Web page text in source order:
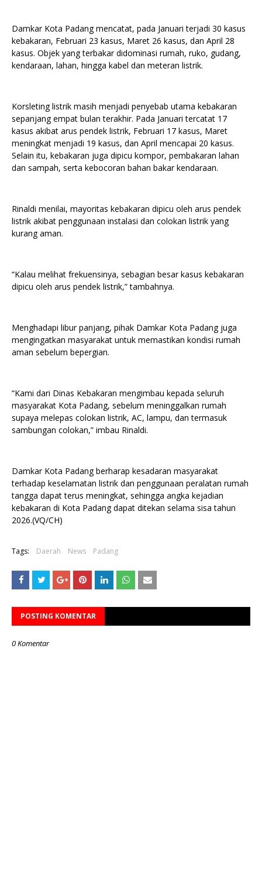
Damkar Kota Padang mencatat, pada Januari terjadi 30 kasus
kebakaran, Februari 23 kasus, Maret 26 kasus, dan April 28
kasus. Objek yang terbakar didominasi rumah, ruko, gudang,
kendaraan, lahan, hingga kabel dan meteran listrik.
Korsleting listrik masih menjadi penyebab utama kebakaran
sepanjang empat bulan terakhir. Pada Januari tercatat 17
kasus akibat arus pendek listrik, Februari 17 kasus, Maret
meningkat menjadi 19 kasus, dan April mencapai 20 kasus.
Selain itu, kebakaran juga dipicu kompor, pembakaran lahan
dan sampah, serta kebocoran bahan bakar kendaraan.
Rinaldi menilai, mayoritas kebakaran dipicu oleh arus pendek
listrik akibat penggunaan instalasi dan colokan listrik yang
kurang aman.
“Kalau melihat frekuensinya, sebagian besar kasus kebakaran
dipicu oleh arus pendek listrik,” tambahnya.
Menghadapi libur panjang, pihak Damkar Kota Padang juga
mengingatkan masyarakat untuk memastikan kondisi rumah
aman sebelum bepergian.
“Kami dari Dinas Kebakaran mengimbau kepada seluruh
masyarakat Kota Padang, sebelum meninggalkan rumah
supaya melepas colokan listrik, AC, lampu, dan termasuk
sambungan colokan,” imbau Rinaldi.
Damkar Kota Padang berharap kesadaran masyarakat
terhadap keselamatan listrik dan penggunaan peralatan rumah
tangga dapat terus meningkat, sehingga angka kejadian
kebakaran di Kota Padang dapat ditekan selama sisa tahun
2026.(VQ/CH)
Tags: Daerah News Padang
POSTING KOMENTAR
0 Komentar